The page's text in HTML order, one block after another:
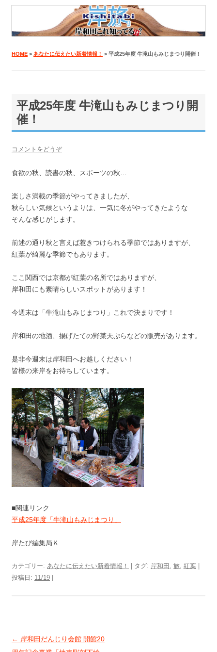
岸たび
岸和田旅行のモデルコース、観光情報のことなら！岸和田商工会議所
「岸たび」
HOME > あなたに伝えたい新着情報！ > 平成25年度 牛滝山もみじまつり開催！
平成25年度 牛滝山もみじまつり開
催！
コメントをどうぞ
食欲の秋、読書の秋、スポーツの秋…
楽しさ満載の季節がやってきましたが、
秋らしい気候というよりは、一気に冬がやってきたような
そんな感じがします。
前述の通り秋と言えば惹きつけられる季節ではありますが、
紅葉が綺麗な季節でもあります。
ここ関西では京都が紅葉の名所ではありますが、
岸和田にも素晴らしいスポットがあります！
今週末は「牛滝山もみじまつり」これで決まりです！
岸和田の地酒、揚げたての野菜天ぷらなどの販売があります。
是非今週末は岸和田へお越しください！
皆様の来岸をお待ちしています。
■関連リンク
平成25年度「牛滝山もみじまつり」
岸たび編集局Ｋ
カテゴリー: あなたに伝えたい新着情報！ | タグ: 岸和田 , 旅, 紅葉
投稿日: 11/19
投稿ナビゲーション
← 岸和田だんじり会館 開館20